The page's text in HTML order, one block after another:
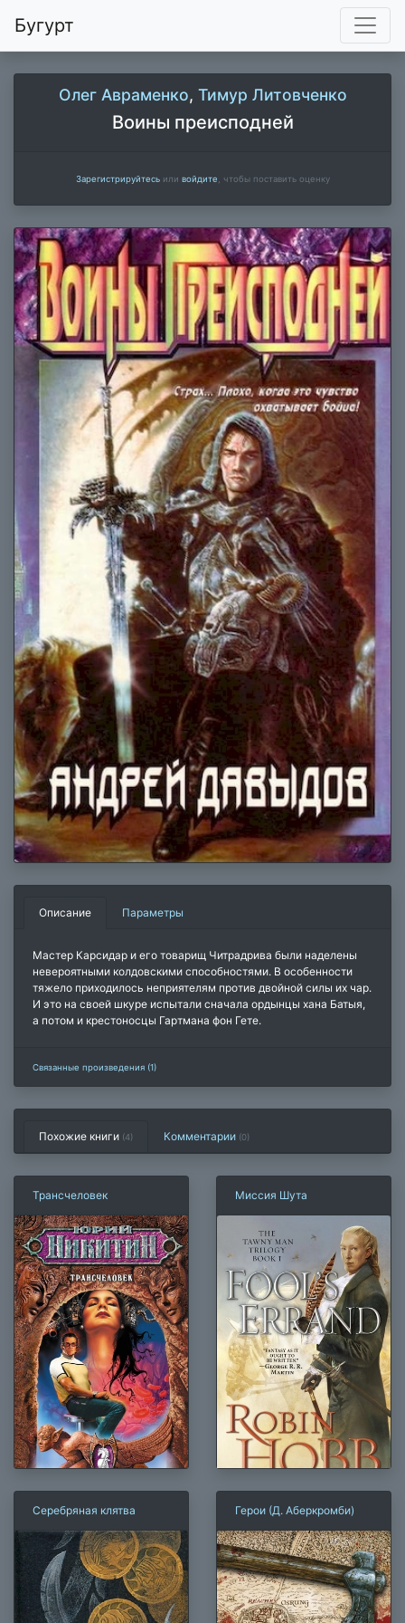
Бугурт
Олег Авраменко, Тимур Литовченко
Воины преисподней
Зарегистрируйтесьили войдите , чтобы поставить оценку
Описание Параметры
Мастер Карсидар и его товарищ Читрадрива были наделены
невероятными колдовскими способностями. В особенности
тяжело приходилось неприятелям против двойной силы их чар.
И это на своей шкуре испытали сначала ордынцы хана Батыя,
а потом и крестоносцы Гартмана фон Гете.
Связанные произведения (1)
Похожие книги (4) Комментарии (0 )
Трансчеловек Миссия Шута
Серебряная клятва Герои (Д. Аберкромби)